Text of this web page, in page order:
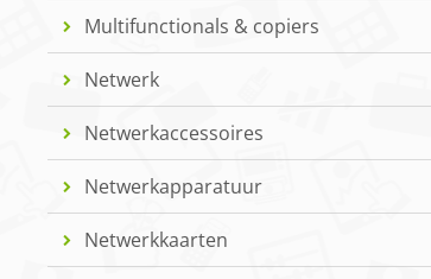
Multifunctionals & copiers
Netwerk
Netwerkaccessoires
Netwerkapparatuur
Netwerkkaarten